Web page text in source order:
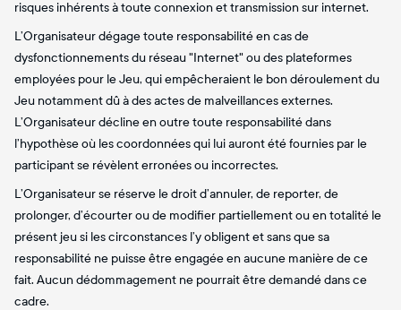
risques inhérents à toute connexion et transmission sur internet.
L’Organisateur dégage toute responsabilité en cas de
dysfonctionnements du réseau "Internet" ou des plateformes
employées pour le Jeu, qui empêcheraient le bon déroulement du
Jeu notamment dû à des actes de malveillances externes.
L’Organisateur décline en outre toute responsabilité dans
l’hypothèse où les coordonnées qui lui auront été fournies par le
participant se révèlent erronées ou incorrectes.
L’Organisateur se réserve le droit d’annuler, de reporter, de
prolonger, d’écourter ou de modifier partiellement ou en totalité le
présent jeu si les circonstances l’y obligent et sans que sa
responsabilité ne puisse être engagée en aucune manière de ce
fait. Aucun dédommagement ne pourrait être demandé dans ce
cadre.